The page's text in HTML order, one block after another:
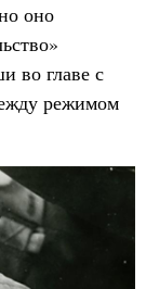
оно
во главе с
режимом